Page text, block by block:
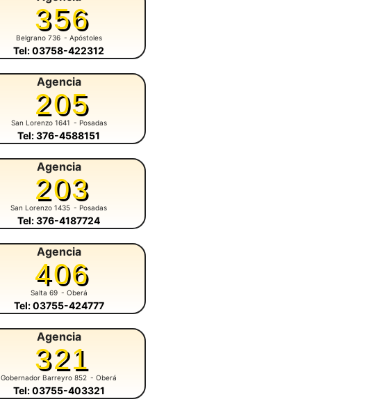
356
Belgrano 736 - Apóstoles
Tel: 03758-422312
Agencia
205
San Lorenzo 1641 - Posadas
Tel: 376-4588151
Agencia
203
San Lorenzo 1435 - Posadas
Tel: 376-4187724
Agencia
406
Salta 69 - Oberá
Tel: 03755-424777
Agencia
321
Gobernador Barreyro 852 - Oberá
Tel: 03755-403321